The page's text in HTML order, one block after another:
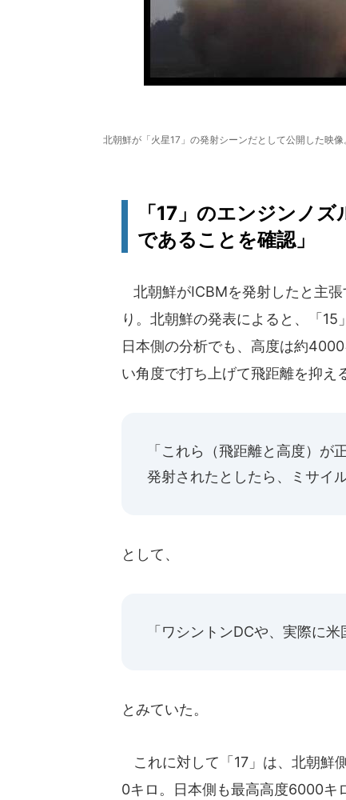
北朝鮮が「火星17」の発射シーンだとして公開した映
「17」のエンジンノ
であることを確認」
北朝鮮がICBMを発射したと主
り。北朝鮮の発表によると、「
日本側の分析でも、高度は約
い角度で打ち上げて飛距離を抑え
「これら（飛距離と高度）
発射されたとしたら、ミサイ
として、
「ワシントンDCや、実際に
とみていた。
これに対して「17」は、北朝鮮
0キロ。日本側も最高高度6000キ